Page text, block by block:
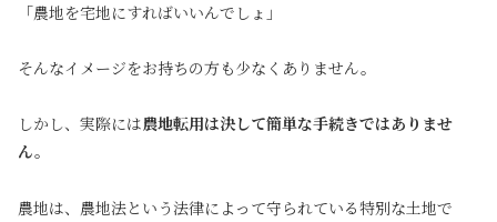
「農地を宅地にすればいいんでしょ」
そんなイメージをお持ちの方も少なくありません。
しかし、実際には農地転用は決して簡単な手続きではありませ
ん。
農地は、農地法という法律によって守られている特別な土地で